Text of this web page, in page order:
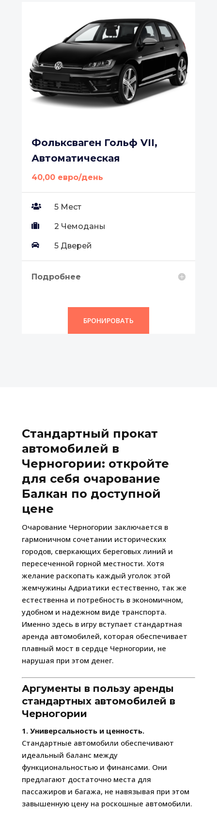
Фольксваген Гольф VII,
Автоматическая
40,00 евро/день
 5 Мест
 2 Чемоданы
 5 Дверей
Подробнее
БРОНИРОВАТЬ
Стандартный прокат
автомобилей в
Черногории: откройте
для себя очарование
Балкан по доступной
цене
Очарование Черногории заключается в
гармоничном сочетании исторических
городов, сверкающих береговых линий и
пересеченной горной местности. Хотя
желание раскопать каждый уголок этой
жемчужины Адриатики естественно, так же
естественна и потребность в экономичном,
удобном и надежном виде транспорта.
Именно здесь в игру вступает стандартная
аренда автомобилей, которая обеспечивает
плавный мост в сердце Черногории, не
нарушая при этом денег.
Аргументы в пользу аренды
стандартных автомобилей в
Черногории
1. Универсальность и ценность.
Стандартные автомобили обеспечивают
идеальный баланс между
функциональностью и финансами. Они
предлагают достаточно места для
пассажиров и багажа, не навязывая при этом
завышенную цену на роскошные автомобили.